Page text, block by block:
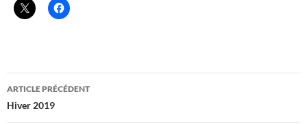
Navigation
des
ARTICLE PRÉCÉDENT
Hiver 2019